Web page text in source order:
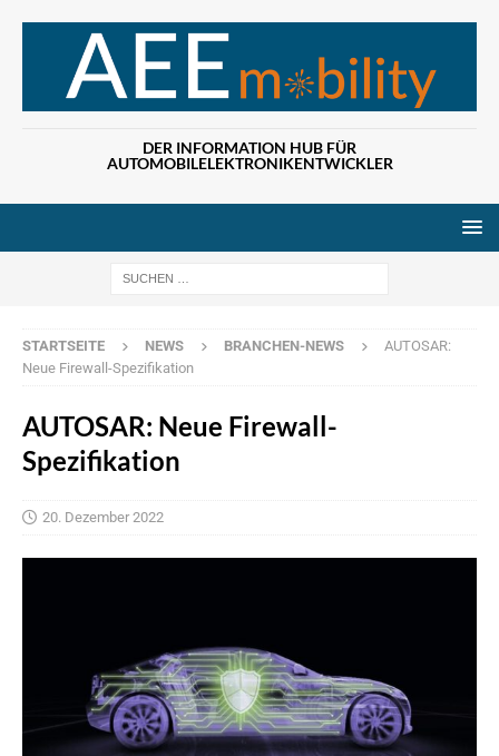
DER INFORMATION HUB FÜR
AUTOMOBILELEKTRONIKENTWICKLER
STARTSEITE NEWS BRANCHEN-NEWS
AUTOSAR:
Neue Firewall-Spezifikation
AUTOSAR: Neue Firewall-
Spezifikation
20. Dezember 2022